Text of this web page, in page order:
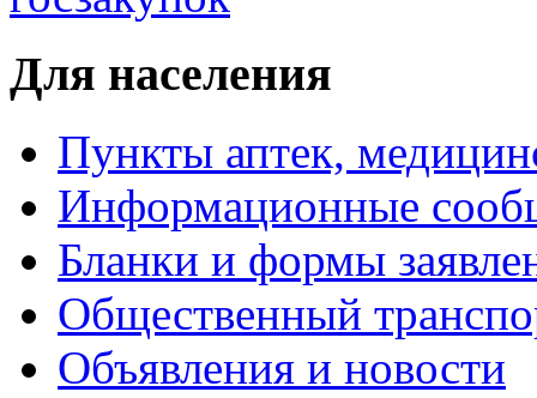
Для населения
Пункты аптек,
Информационные
Бланки и формы
Общественный
Объявления и новости